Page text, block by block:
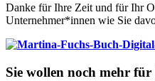
Danke für Ihre Zeit und für Ihr
Unternehmer*innen wie Sie
Sie wollen noch mehr